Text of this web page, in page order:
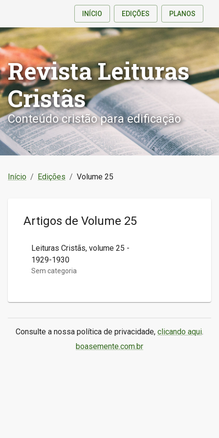
INÍCIO EDIÇÕES PLANOS
Revista Leituras
Cristãs
Conteúdo cristão para edificação
Início / Edições / Volume 25
Artigos de Volume 25
Leituras Cristãs, volume 25 -
1929-1930
Sem categoria
Consulte a nossa política de privacidade, clicando aqui.
boasemente.com.br